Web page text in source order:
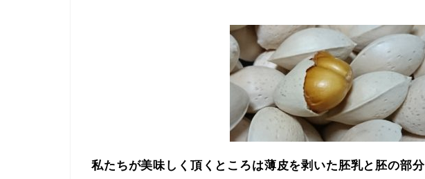
私たちが美味しく頂くところは薄皮を剥いた胚乳と胚の部分